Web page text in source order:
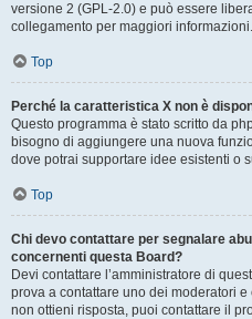
versione 2 (GPL-2.0) e può essere
collegamento per maggiori informazioni.
Top
Perché la caratteristica X non è
Questo programma è stato scritto da
bisogno di aggiungere una nuova
dove potrai supportare idee esistenti o
Top
Chi devo contattare per segnalare
concernenti questa Board?
Devi contattare l’amministratore di
prova a contattare uno dei moderatori
non ottieni risposta, puoi contattare il